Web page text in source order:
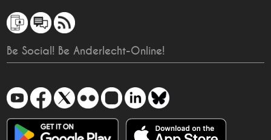
Be Social! Be Anderlecht-Online!